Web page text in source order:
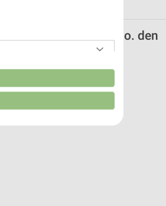
für Gifhorn ab Mo. den